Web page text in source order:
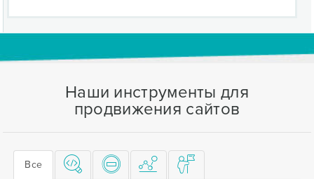
Наши инструменты для
продвижения сайтов
Все